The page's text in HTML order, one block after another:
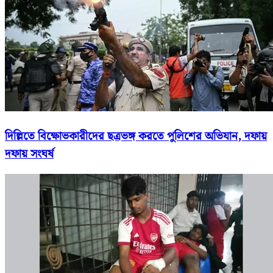
দিল্লিতে বিক্ষোভকারীদের ছত্রভঙ্গ করতে পুলিশের অভিযান, দফায়
দফায় সংঘর্ষ